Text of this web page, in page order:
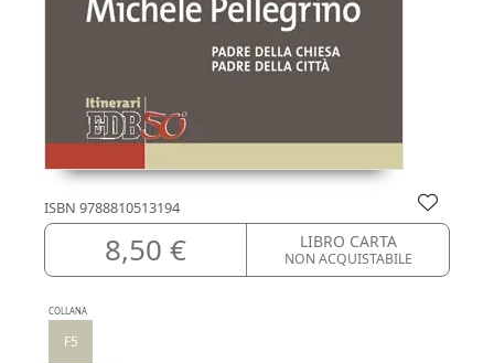
ISBN 9788810513194
8,50 € LIBRO CARTA
NON ACQUISTABILE
COLLANA
F5